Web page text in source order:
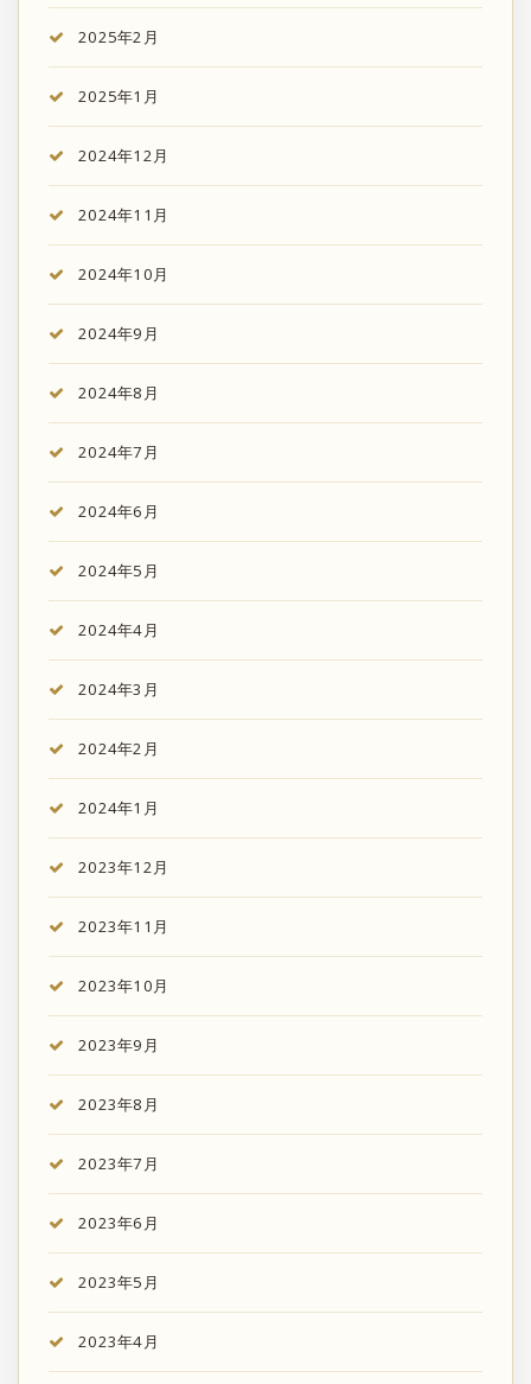
2025年2月
2025年1月
2024年12月
2024年11月
2024年10月
2024年9月
2024年8月
2024年7月
2024年6月
2024年5月
2024年4月
2024年3月
2024年2月
2024年1月
2023年12月
2023年11月
2023年10月
2023年9月
2023年8月
2023年7月
2023年6月
2023年5月
2023年4月